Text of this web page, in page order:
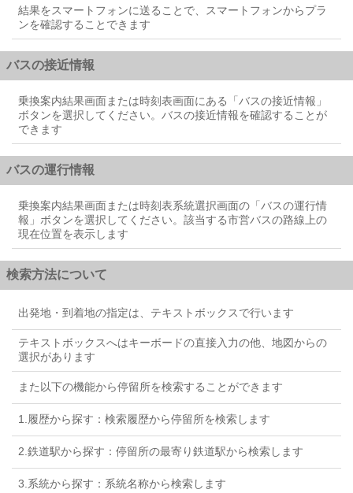
結果をスマートフォンに送ることで、スマートフォンからプラ
ンを確認することできます
バスの接近情報
乗換案内結果画面または時刻表画面にある「バスの接近情報」
ボタンを選択してください。バスの接近情報を確認することが
できます
バスの運行情報
乗換案内結果画面または時刻表系統選択画面の「バスの運行情
報」ボタンを選択してください。該当する市営バスの路線上の
現在位置を表示します
検索方法について
出発地・到着地の指定は、テキストボックスで行います
テキストボックスへはキーボードの直接入力の他、地図からの
選択があります
また以下の機能から停留所を検索することができます
1.履歴から探す：検索履歴から停留所を検索します
2.鉄道駅から探す：停留所の最寄り鉄道駅から検索します
3.系統から探す：系統名称から検索します